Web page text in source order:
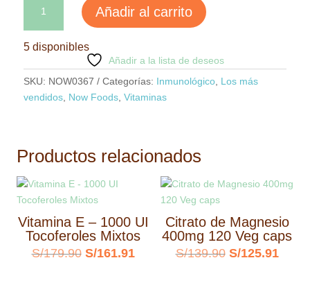
5 disponibles
-
2000
-
120
Añadir al carrito
Añadir a la lista de deseos
SKU: NOW0367 Categorías: Inmunológico Los más
vendidos Now Foods Vitaminas
Productos relacionados
Vitamina E – 1000 UI
Tocoferoles Mixtos
S/179.90 El
S/161.91El
Citrato de Magnesio
400mg 120 Veg caps
S/139.90 El
S/125.91El